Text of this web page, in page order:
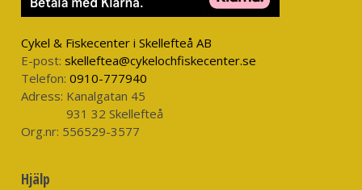
Cykel & Fiskecenter i Skellefteå AB
E-post: skelleftea@cykelochfiskecenter.se
Telefon: 0910-777940
Adress: Kanalgatan 45
931 32 Skellefteå
Org.nr: 556529-3577
Hjälp